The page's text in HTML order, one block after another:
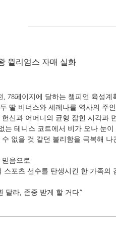
윌리엄스 자매 실화
78페이지에 달하는 챔피언 육성계
딸 비너스와 세레나를 역사의 주
신과 어머니의 균형 잡힌 시각과
는 테니스 코트에서 비가 오나 눈
없을 것 같던 불리함을 극복해 나
음으로
스포츠 선수를 탄생시킨 한 가족의
달라, 존중 받게 할 거다”